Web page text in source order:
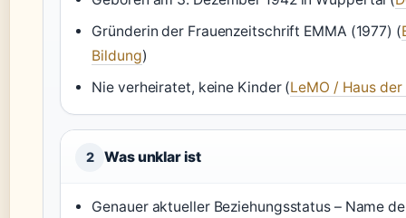
Gründerin der Frauenzeitschrift EMMA (1977) (
Bildung)
Nie verheiratet, keine Kinder (LeMO / Haus
2 Was unklar ist
Genauer aktueller Beziehungsstatus – Name